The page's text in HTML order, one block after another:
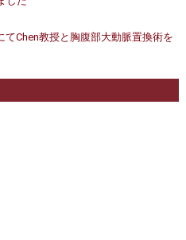
てChen教授と胸腹部大動脈置換術を